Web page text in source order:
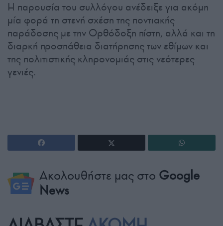
Η παρουσία του συλλόγου ανέδειξε για ακόμη
μία φορά τη στενή σχέση της ποντιακής
παράδοσης με την Ορθόδοξη πίστη, αλλά και τη
διαρκή προσπάθεια διατήρησης των εθίμων και
της πολιτιστικής κληρονομιάς στις νεότερες
γενιές.
Ακολουθήστε μας στο Google
News